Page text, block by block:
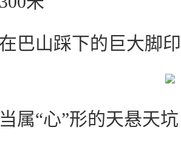
巴山踩下的巨大脚印
属“心”形的天悬天坑